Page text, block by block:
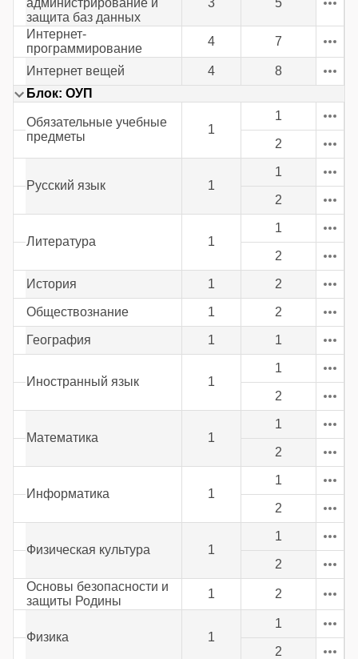
администрирование и
защита баз данных
3 5
Интернет-
программирование
4 7
Интернет вещей 4
8
Блок: ОУП
Обязательные учебные
предметы
1
1
2
Русский язык 1
1
2
Литература 1
1
2
История 1 2
Обществознание 1 2
География 1 1
Иностранный язык 1
1
2
Математика 1
1
2
Информатика 1
1
2
Физическая культура 1
1
2
Основы безопасности и
защиты Родины
1 2
Физика 1
1
2